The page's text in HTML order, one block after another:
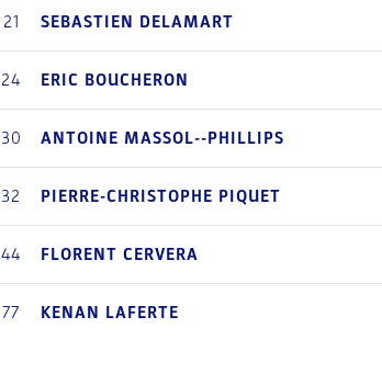
21 SEBASTIEN DELAMART
24 ERIC BOUCHERON
30 ANTOINE MASSOL--PHILLIPS
32 PIERRE-CHRISTOPHE PIQUET
44 FLORENT CERVERA
77 KENAN LAFERTE